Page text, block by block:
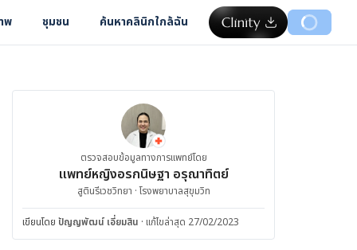
พ ชุมชน ค้นหาคลินิกใกล้ฉัน
ตรวจสอบข้อมูลทางการแพทย์โดย
แพทย์หญิงอรกนิษฐา อรุณาทิตย์
สูตินรีเวชวิทยา · โรงพยาบาลสุขุมวิท
เขียนโดย ปัญญพัฒน์ เอี่ยมสิน · แก้ไขล่าสุด 27/02/2023